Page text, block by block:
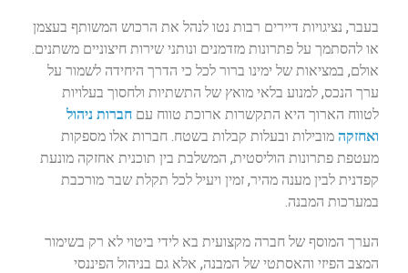
בעבר, נציגויות דיירים רבות נטו לנהל את הרכוש המשותף בעצמן
או להסתמך על פתרונות מזדמנים ונותני שירות חיצוניים משתנים.
אולם, במציאות של ימינו ברור לכל כי הדרך היחידה לשמור על
ערך הנכס, למנוע בלאי מואץ של התשתיות ולחסוך בעלויות
לטווח הארוך היא התקשרות ארוכת טווח עםחברות ניהול
ואחזקה מובילות ובעלות קבלות בשטח. חברות אלו מספקות
מעטפת פתרונות הוליסטית, המשלבת בין תוכנית אחזקה מונעת
קפדנית לבין מענה מהיר, זמין ויעיל לכל תקלת שבר מורכבת
במערכות המבנה.
הערך המוסף של חברה מקצועית בא לידי ביטוי לא רק בשימור
המצב הפיזי והאסתטי של המבנה, אלא גם בניהול הפיננסי